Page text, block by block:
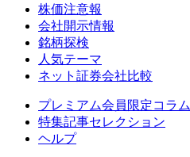
株価注意報
会社開示情報
銘柄探検
人気テーマ
ネット証券会社比較
プレミアム会員限定コラム
特集記事セレクション
ヘルプ